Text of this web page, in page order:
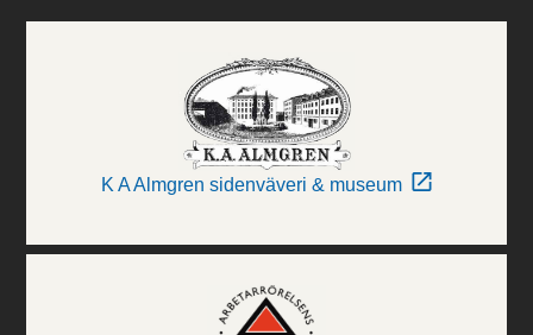
K A Almgren sidenväveri & museum